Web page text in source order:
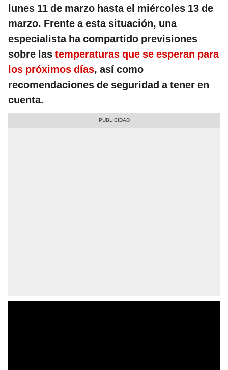
lunes 11 de marzo hasta el miércoles 13 de
marzo. Frente a esta situación, una
especialista ha compartido previsiones
sobre las temperaturas que se esperan para
los próximos días, así como
recomendaciones de seguridad a tener en
cuenta.